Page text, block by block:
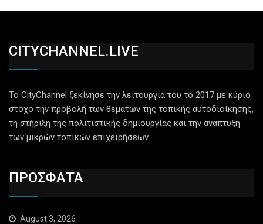
CITYCHANNEL.LIVE
Το CityChannel ξεκίνησε την λειτουργία του το 2017 με κύριο
στόχο την προβολή των θεμάτων της τοπικής αυτοδιοίκησης,
τη στήριξη της πολιτιστικής δημιουργίας και την ανάπτυξη
των μικρών τοπικών επιχειρήσεων.
ΠΡΟΣΦΑΤΑ
August 3, 2026